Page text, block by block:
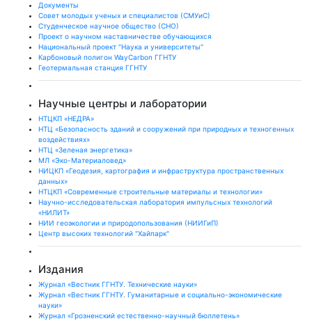
Документы
Совет молодых ученых и специалистов (СМУиС)
Студенческое научное общество (СНО)
Проект о научном наставничестве обучающихся
Национальный проект "Наука и университеты"
Карбоновый полигон WayCarbon ГГНТУ
Геотермальная станция ГГНТУ
Научные центры и лаборатории
НТЦКП «НЕДРА»
НТЦ «Безопасность зданий и сооружений при природных и техногенных
воздействиях»
НТЦ «Зеленая энергетика»
МЛ «Эко-Материаловед»
НИЦКП «Геодезия, картография и инфраструктура пространственных
данных»
НТЦКП «Современные строительные материалы и технологии»
Научно-исследовательская лаборатория импульсных технологий
«НИЛИТ»
НИИ геоэкологии и природопользования (НИИГиП)
Центр высоких технологий "Хайпарк"
Издания
Журнал «Вестник ГГНТУ. Технические науки»
Журнал «Вестник ГГНТУ. Гуманитарные и социально-экономические
науки»
Журнал «Грозненский естественно-научный бюллетень»